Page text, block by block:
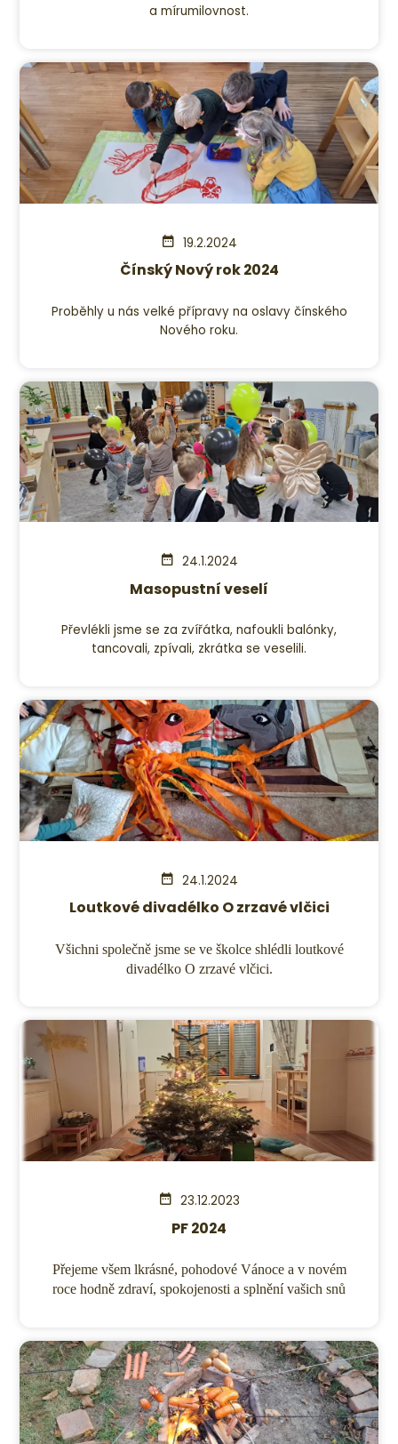
a mírumilovnost.
19.2.2024
Čínský Nový rok 2024
Proběhly u nás velké přípravy na oslavy čínského
Nového roku.
24.1.2024
Masopustní veselí
Převlékli jsme se za zvířátka, nafoukli balónky,
tancovali, zpívali, zkrátka se veselili.
24.1.2024
Loutkové divadélko O zrzavé vlčici
Všichni společně jsme se ve školce shlédli loutkové
divadélko O zrzavé vlčici.
23.12.2023
PF 2024
Přejeme všem lkrásné, pohodové Vánoce a v novém
roce hodně zdraví, spokojenosti a splnění vašich snů